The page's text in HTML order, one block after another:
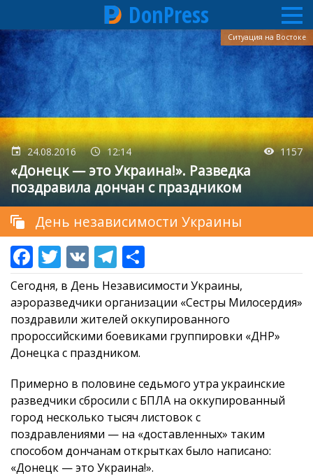
Перейти
к
основному
содержанию
DonPress
24.08.2016 12:14 1157
«Донецк — это Украина!». Разведка
поздравила дончан с праздником
Ситуация на Востоке
День независимости Украины
Сегодня, в День Независимости Украины,
аэроразведчики организации «Сестры Милосердия»
поздравили жителей оккупированного
пророссийскими боевиками группировки «ДНР»
Донецка с праздником.
Примерно в половине седьмого утра украинские
разведчики сбросили с БПЛА на оккупированный
город несколько тысяч листовок с
поздравлениями — на «доставленных» таким
способом дончанам открытках было написано:
«Донецк — это Украина!».